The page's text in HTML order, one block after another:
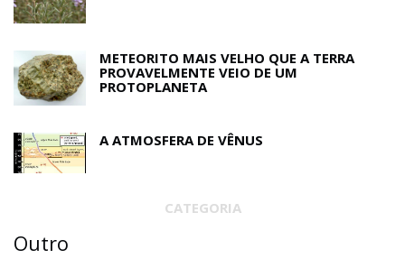
METEORITO MAIS VELHO QUE A TERRA
PROVAVELMENTE VEIO DE UM
PROTOPLANETA
A ATMOSFERA DE VÊNUS
CATEGORIA
Outro